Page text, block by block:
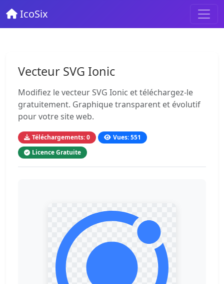
IcoSix
Vecteur SVG Ionic
Modifiez le vecteur SVG Ionic et téléchargez-le
gratuitement. Graphique transparent et évolutif
pour votre site web.
Téléchargements: 0
Vues: 551
Licence Gratuite